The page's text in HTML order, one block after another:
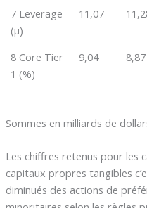
7 Leverage
(µ)
11,07
8 Core Tier
1 (%)
9,04 8,87
Sommes en milliards de
Les chiffres retenus pour les
capitaux propres tangibles
diminués des actions de